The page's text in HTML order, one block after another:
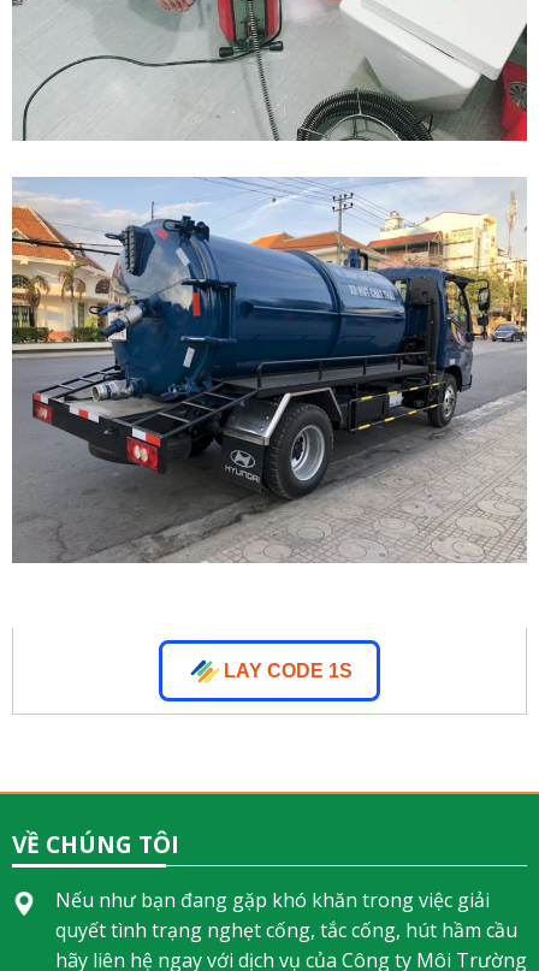
LAY CODE 1S
VỀ CHÚNG TÔI
Nếu như bạn đang gặp khó khăn trong việc giải
quyết tình trạng nghẹt cống, tắc cống, hút hầm cầu
hãy liên hệ ngay với dịch vụ của Công ty Môi Trường